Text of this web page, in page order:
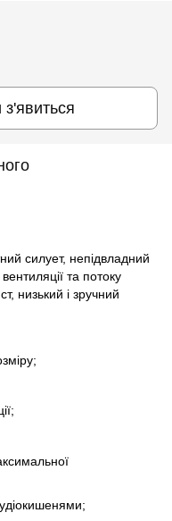
силует, непідвладний
та потоку
низький і зручний